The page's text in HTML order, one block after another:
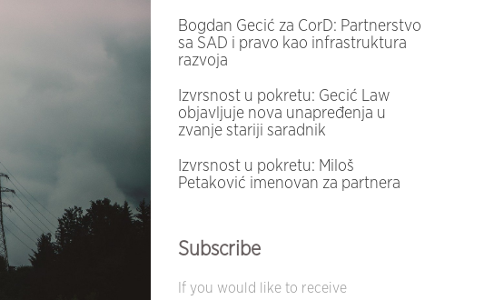
Bogdan Gecić za CorD: Partnerstvo
sa SAD i pravo kao infrastruktura
razvoja
Izvrsnost u pokretu: Gecić Law
objavljuje nova unapređenja u
zvanje stariji saradnik
Izvrsnost u pokretu: Miloš
Petaković imenovan za partnera
Subscribe
If you would like to receive